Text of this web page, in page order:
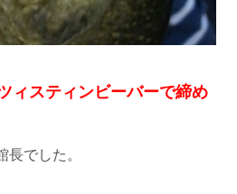
ィスティンビーバーで締め
でした。